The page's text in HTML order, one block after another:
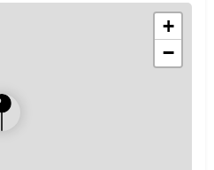
+
−